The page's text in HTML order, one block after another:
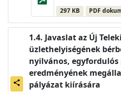
297 KB PDF
share
Javaslat az Új
üzlethelyiségének
nyilvános,
eredményének
pályázat kiírására